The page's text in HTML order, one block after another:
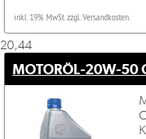
inkl. 19% MwSt. zzgl. Versandkosten.
20,44
MOTORÖL-20W-50